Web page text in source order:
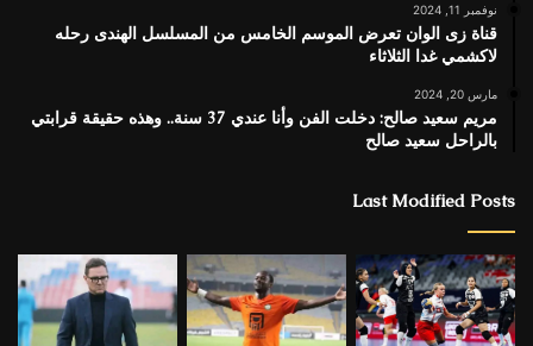
نوفمبر 11, 2024
قناة زى الوان تعرض الموسم الخامس من المسلسل الهندى رحله
لاكشمي غدا الثلاثاء
مارس 20, 2024
مريم سعيد صالح: دخلت الفن وأنا عندي 37 سنة.. وهذه حقيقة قرابتي
بالراحل سعيد صالح
Last Modified Posts